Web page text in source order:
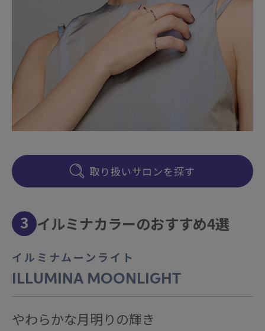
取り扱いサロンを探す
3 イルミナカラーのおすすめ4選
イルミナムーンライト
ILLUMINA MOONLIGHT
やわらかな月明りの輝き